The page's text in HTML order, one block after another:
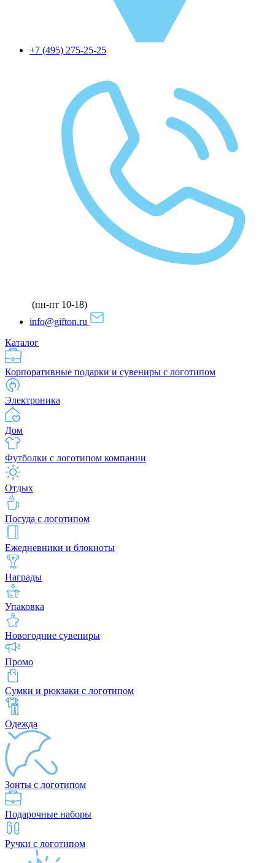
+7 (495) 275-25-25
(пн-пт 10-18)
info@gifton.ru
Каталог
Корпоративные подарки и сувениры с логотипом
Электроника
Дом
Футболки с логотипом компании
Отдых
Посуда с логотипом
Ежедневники и блокноты
Награды
Упаковка
Новогодние сувениры
Промо
Сумки и рюкзаки с логотипом
Одежда
Зонты с логотипом
Подарочные наборы
Ручки с логотипом